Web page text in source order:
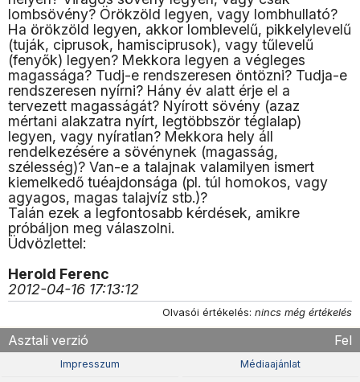
lombsövény? Örökzöld legyen, vagy lombhullató?
Ha örökzöld legyen, akkor lomblevelű, pikkelylevelű
(tuják, ciprusok, hamisciprusok), vagy tűlevelű
(fenyők) legyen? Mekkora legyen a végleges
magassága? Tudj-e rendszeresen öntözni? Tudja-e
rendszeresen nyírni? Hány év alatt érje el a
tervezett magasságát? Nyírott sövény (azaz
mértani alakzatra nyírt, legtöbbször téglalap)
legyen, vagy nyíratlan? Mekkora hely áll
rendelkezésére a sövénynek (magasság,
szélesség)? Van-e a talajnak valamilyen ismert
kiemelkedő tuéajdonsága (pl. túl homokos, vagy
agyagos, magas talajvíz stb.)?
Talán ezek a legfontosabb kérdések, amikre
próbáljon meg válaszolni.
Üdvözlettel:
Herold Ferenc
2012-04-16 17:13:12
Olvasói értékelés: nincs még értékelés
Asztali verzió Fel
Impresszum Médiaajánlat